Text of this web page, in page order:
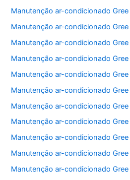
Manutenção ar-condicionado Gree
Manutenção ar-condicionado Gree
Manutenção ar-condicionado
Manutenção ar-condicionado
Manutenção ar-condicionado Gree
Manutenção ar-condicionado
Manutenção ar-condicionado
Manutenção ar-condicionado
Manutenção ar-condicionado Gree
Manutenção ar-condicionado Gree
Manutenção ar-condicionado